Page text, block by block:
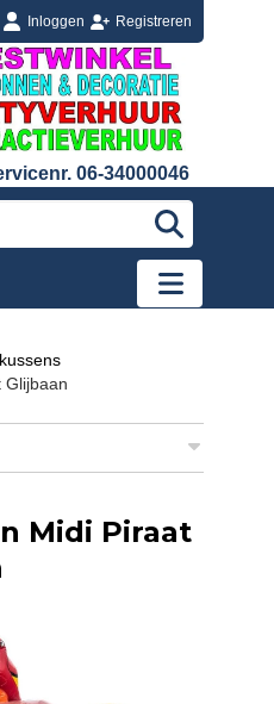
loginInloggen
registreren Registreren
06-34000046
"Zoeken
"Toggle
Glijbaan
Midi Piraat